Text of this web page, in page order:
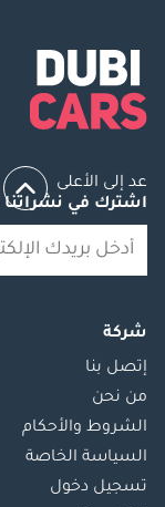
عد إلى الأعلى
اشترك في نشراتنا
شركة
إتصل بنا
من نحن
الشروط والأحكام
السياسة الخاصة
تسجيل دخول